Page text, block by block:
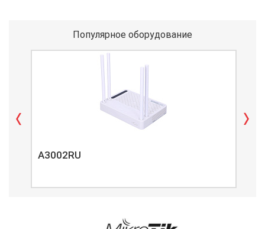
Популярное оборудование
A3002RU